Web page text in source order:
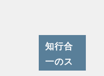
知行合
一のス